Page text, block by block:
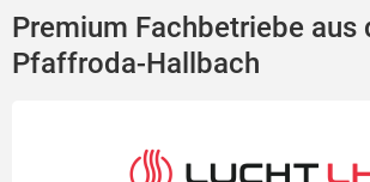
Premium Fachbetriebe aus
Pfaffroda-Hallbach